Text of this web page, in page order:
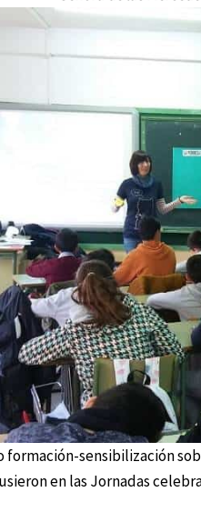
formación-sensibilización
en las Jornadas